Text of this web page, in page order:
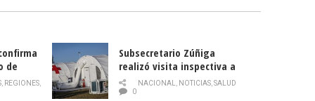
de
, REGIONES,
Subsecretario Zúñiga
realizó visita inspectiva a
Hospital Modular Sótero del
Río
NACIONAL, NOTICIAS,SALUD
0